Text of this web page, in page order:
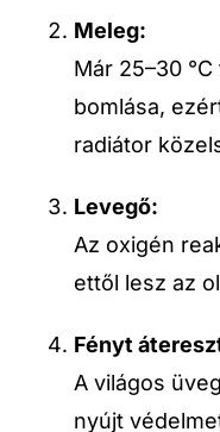
Meleg:
Már 25–30
bomlása,
radiátor
Levegő:
Az oxigén
ettől lesz az
Fényt
A világos
nyújt